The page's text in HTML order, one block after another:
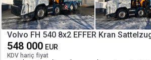
Volvo FH 540 8x2 EFFER Kran
548 000 EUR
KDV hariç fiyat